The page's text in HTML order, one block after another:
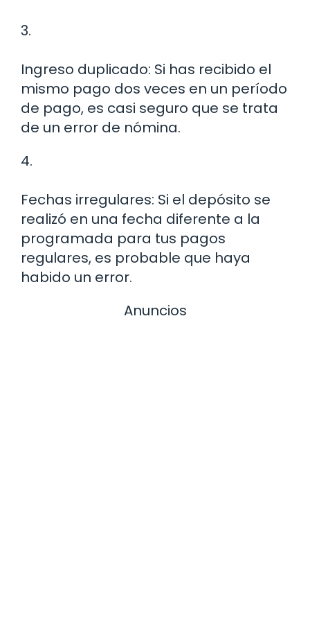
3.
Ingreso duplicado: Si has recibido el
mismo pago dos veces en un período
de pago, es casi seguro que se trata
de un error de nómina.
4.
Fechas irregulares: Si el depósito se
realizó en una fecha diferente a la
programada para tus pagos
regulares, es probable que haya
habido un error.
Anuncios